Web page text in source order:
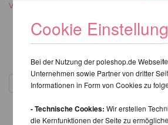
Versandkosten
Cookie
Bei der Nutzung der poleshop.de
Unternehmen sowie Partner von dritter
Informationen in Form von Cookies zu
- Technische Cookies: Wir erstellen
die Kernfunktionen der Seite zu